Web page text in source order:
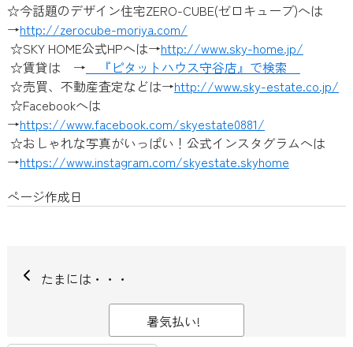
☆今話題のデザイン住宅ZERO-CUBE(ゼロキューブ)へは
→http://zerocube-moriya.com/
☆SKY HOME公式HPへは→http://www.sky-home.jp/
☆賃貸は → 『ピタットハウス守谷店』で検索
☆売買、不動産査定などは→http://www.sky-estate.co.jp/
☆Facebookへは
→https://www.facebook.com/skyestate0881/
☆おしゃれな写真がいっぱい！公式インスタグラムへは
→https://www.instagram.com/skyestate.skyhome
ページ作成日
たまには・・・
暑気払い!